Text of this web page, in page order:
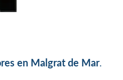
en Malgrat de Mar.